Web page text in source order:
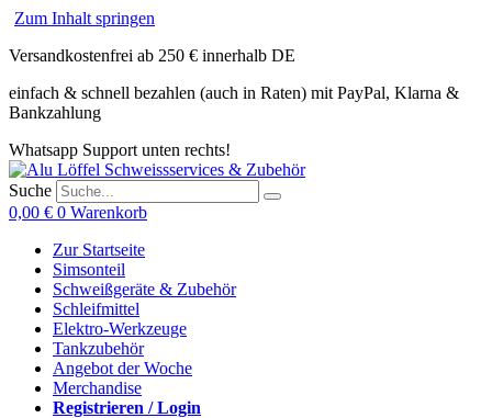
Zum Inhalt springen
Versandkostenfrei ab 250 € innerhalb DE
einfach & schnell bezahlen (auch in Raten) mit PayPal, Klarna &
Bankzahlung
Whatsapp Support unten rechts!
Suche
0,00 € 0 Warenkorb
Zur Startseite
Simsonteil
Schweißgeräte & Zubehör
Schleifmittel
Elektro-Werkzeuge
Tankzubehör
Angebot der Woche
Merchandise
Registrieren / Login